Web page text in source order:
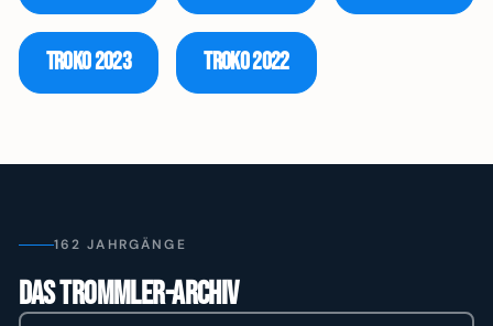
Troko2023 Troko2022
162 JAHRGÄNGE
Das Trommler-Archiv